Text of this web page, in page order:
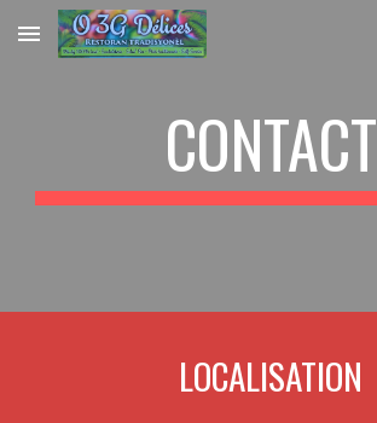
Skip to main content
CONTACT
LOCALISATION